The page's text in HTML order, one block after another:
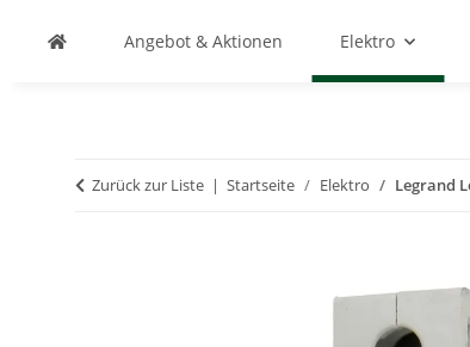
Angebot & Aktionen Elektro
Zurück zur Liste Startseite Elektro Legrand